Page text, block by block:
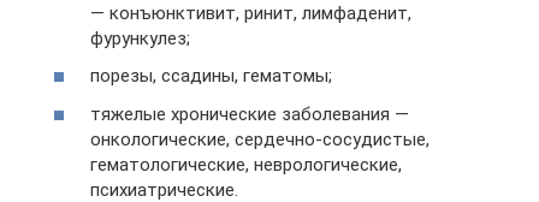
— конъюнктивит, ринит, лимфаденит,
фурункулез;
порезы, ссадины, гематомы;
тяжелые хронические заболевания —
онкологические, сердечно-сосудистые,
гематологические, неврологические,
психиатрические.